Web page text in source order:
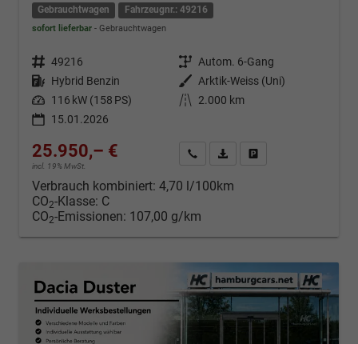
Gebrauchtwagen Fahrzeugnr.: 49216
sofort lieferbar Gebrauchtwagen
Fahrzeugnr. 49216 Getriebe Autom. 6-Gang
Kraftstoff Hybrid Benzin Außenfarbe
Arktik-Weiss (Uni)
Leistung 116 kW (158 PS) Kilometerstand
2.000 km
15.01.2026
25.950,– €
incl. 19% MwSt.
Kontakt & Angebot anfordern
PDF-Datei, Fahrzeugexposé
Verbrauch kombiniert: 4,70 l/100km
CO2-Klasse: C
CO2-Emissionen: 107,00 g/km